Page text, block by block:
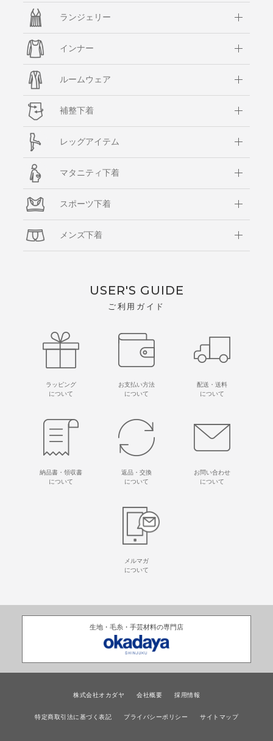
ランジェリー
インナー
ルームウェア
補整下着
レッグアイテム
マタニティ下着
スポーツ下着
メンズ下着
USER'S GUIDE
ご利用ガイド
ラッピング
について
お支払い方法
について
配送・送料
について
納品書・領収書
について
返品・交換
について
お問い合わせ
について
メルマガ
について
生地・毛糸・手芸材料の専門店
株式会社オカダヤ 会社概要 採用情報
特定商取引法に基づく表記 プライバシーポリシー サイトマップ